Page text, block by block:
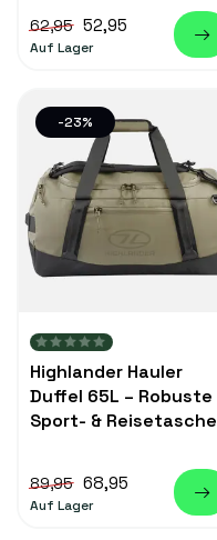
62,95 52,95
Auf Lager
-23%
Highlander Hauler
Duffel 65L – Robuste
Sport- & Reisetasche
89,95 68,95
Auf Lager